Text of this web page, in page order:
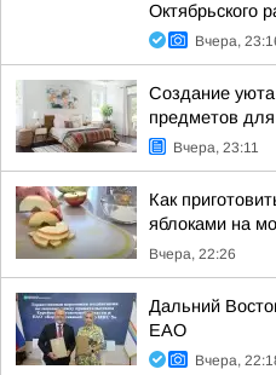
Октябрьского
Вчера,
Создание
предметов
Вчера, 23:11
Как
яблоками на
Вчера, 22:26
Дальний
ЕАО
Вчера,